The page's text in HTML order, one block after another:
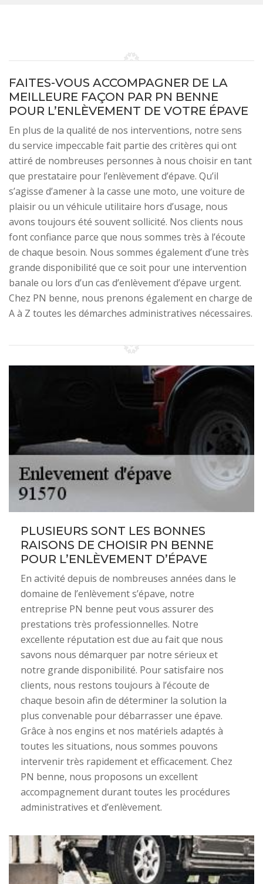
FAITES-VOUS ACCOMPAGNER DE LA
MEILLEURE FAÇON PAR PN BENNE
POUR L’ENLÈVEMENT DE VOTRE ÉPAVE
En plus de la qualité de nos interventions, notre sens
du service impeccable fait partie des critères qui ont
attiré de nombreuses personnes à nous choisir en tant
que prestataire pour l’enlèvement d’épave. Qu’il
s’agisse d’amener à la casse une moto, une voiture de
plaisir ou un véhicule utilitaire hors d’usage, nous
avons toujours été souvent sollicité. Nos clients nous
font confiance parce que nous sommes très à l’écoute
de chaque besoin. Nous sommes également d’une très
grande disponibilité que ce soit pour une intervention
banale ou lors d’un cas d’enlèvement d’épave urgent.
Chez PN benne, nous prenons également en charge de
A à Z toutes les démarches administratives nécessaires.
PLUSIEURS SONT LES BONNES
RAISONS DE CHOISIR PN BENNE
POUR L’ENLÈVEMENT D’ÉPAVE
En activité depuis de nombreuses années dans le
domaine de l’enlèvement s’épave, notre
entreprise PN benne peut vous assurer des
prestations très professionnelles. Notre
excellente réputation est due au fait que nous
savons nous démarquer par notre sérieux et
notre grande disponibilité. Pour satisfaire nos
clients, nous restons toujours à l’écoute de
chaque besoin afin de déterminer la solution la
plus convenable pour débarrasser une épave.
Grâce à nos engins et nos matériels adaptés à
toutes les situations, nous sommes pouvons
intervenir très rapidement et efficacement. Chez
PN benne, nous proposons un excellent
accompagnement durant toutes les procédures
administratives et d’enlèvement.